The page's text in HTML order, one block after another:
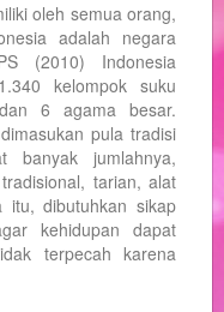
oleh semua orang,
adalah negara
(2010) Indonesia
kelompok suku
6 agama besar.
pula tradisi
banyak jumlahnya,
tarian, alat
itu, dibutuhkan sikap
kehidupan dapat
terpecah karena